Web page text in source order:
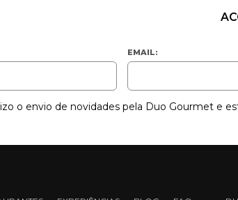
EMAIL:
o envio de novidades pela Duo Gourmet e